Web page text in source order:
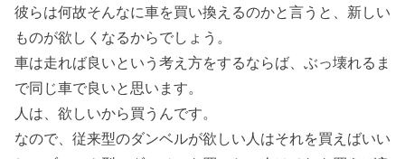
彼らは何故そんなに車を買い換えるのかと言うと、新しい
ものが欲しくなるからでしょう。
車は走れば良いという考え方をするならば、ぶっ壊れるま
で同じ車で良いと思います。
人は、欲しいから買うんです。
なので、従来型のダンベルが欲しい人はそれを買えばいい